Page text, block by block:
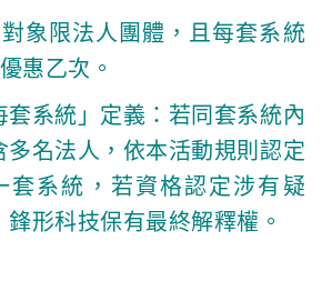
象限法人團體，且每套系統
惠乙次。
套系統」定義：若同套系統內
多名法人，依本活動規則認定
套系統，若資格認定涉有疑
鋒形科技保有最終解釋權。